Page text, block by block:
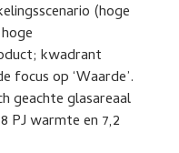
(hoge
kwadrant
focus op ‘Waarde’.
geachte glasareaal
PJ warmte en 7,2